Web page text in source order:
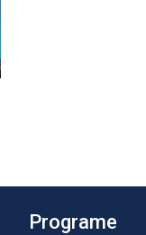
Programe